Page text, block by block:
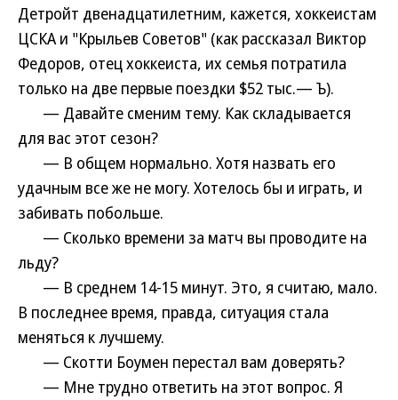
Детройт двенадцатилетним, кажется, хоккеистам
ЦСКА и "Крыльев Советов" (как рассказал Виктор
Федоров, отец хоккеиста, их семья потратила
только на две первые поездки $52 тыс.— Ъ).
— Давайте сменим тему. Как складывается
для вас этот сезон?
— В общем нормально. Хотя назвать его
удачным все же не могу. Хотелось бы и играть, и
забивать побольше.
— Сколько времени за матч вы проводите на
льду?
— В среднем 14-15 минут. Это, я считаю, мало.
В последнее время, правда, ситуация стала
меняться к лучшему.
— Скотти Боумен перестал вам доверять?
— Мне трудно ответить на этот вопрос. Я